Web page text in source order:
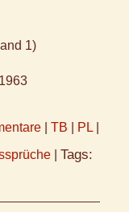
1)
TB PL
Tags: